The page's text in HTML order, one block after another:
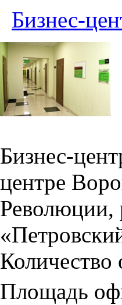
Бизнес-
Бизнес-
центре
Революции,
Количество
Площадь